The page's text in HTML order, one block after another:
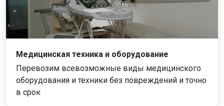
Медицинская техника и оборудование
Перевозим всевозможные виды медицинского
оборудования и техники без повреждений и точно
в срок